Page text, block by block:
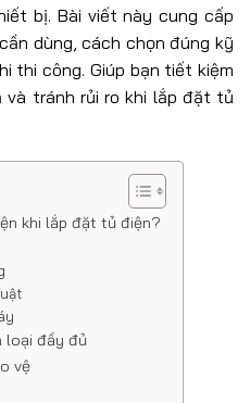
bị. Bài viết này cung cấp
dùng, cách chọn đúng kỹ
thi công. Giúp bạn tiết kiệm
và tránh rủi ro khi lắp đặt tủ
khi lắp đặt tủ điện?
loại đầy đủ
vệ